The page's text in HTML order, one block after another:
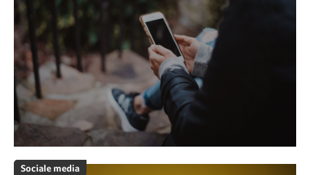
Sociale media